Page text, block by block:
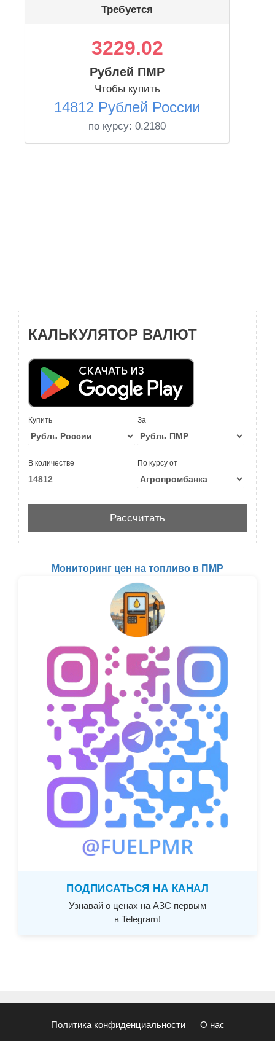
Требуется
3229.02
Рублей ПМР
Чтобы купить
14812 Рублей России
по курсу: 0.2180
КАЛЬКУЛЯТОР ВАЛЮТ
Купить За
В количестве По курсу от
Мониторинг цен на топливо в ПМР
ПОДПИСАТЬСЯ НА КАНАЛ
Узнавай о ценах на АЗС первым
в Telegram!
Политика конфиденциальности О нас